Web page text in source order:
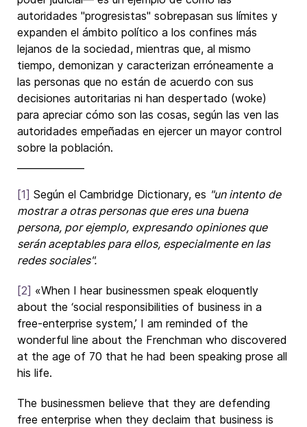
autoridades "progresistas" sobrepasan sus límites y
expanden el ámbito político a los confines más
lejanos de la sociedad, mientras que, al mismo
tiempo, demonizan y caracterizan erróneamente a
las personas que no están de acuerdo con sus
decisiones autoritarias ni han despertado (woke)
para apreciar cómo son las cosas, según las ven las
autoridades empeñadas en ejercer un mayor control
sobre la población.
[1] Según el Cambridge Dictionary, es "un intento de
mostrar a otras personas que eres una buena
persona, por ejemplo, expresando opiniones que
serán aceptables para ellos, especialmente en las
redes sociales".
[2] «When I hear businessmen speak eloquently
about the ‘social responsibilities of business in a
free-enterprise system,’ I am reminded of the
wonderful line about the Frenchman who discovered
at the age of 70 that he had been speaking prose all
his life.
The businessmen believe that they are defending
free enterprise when they declaim that business is